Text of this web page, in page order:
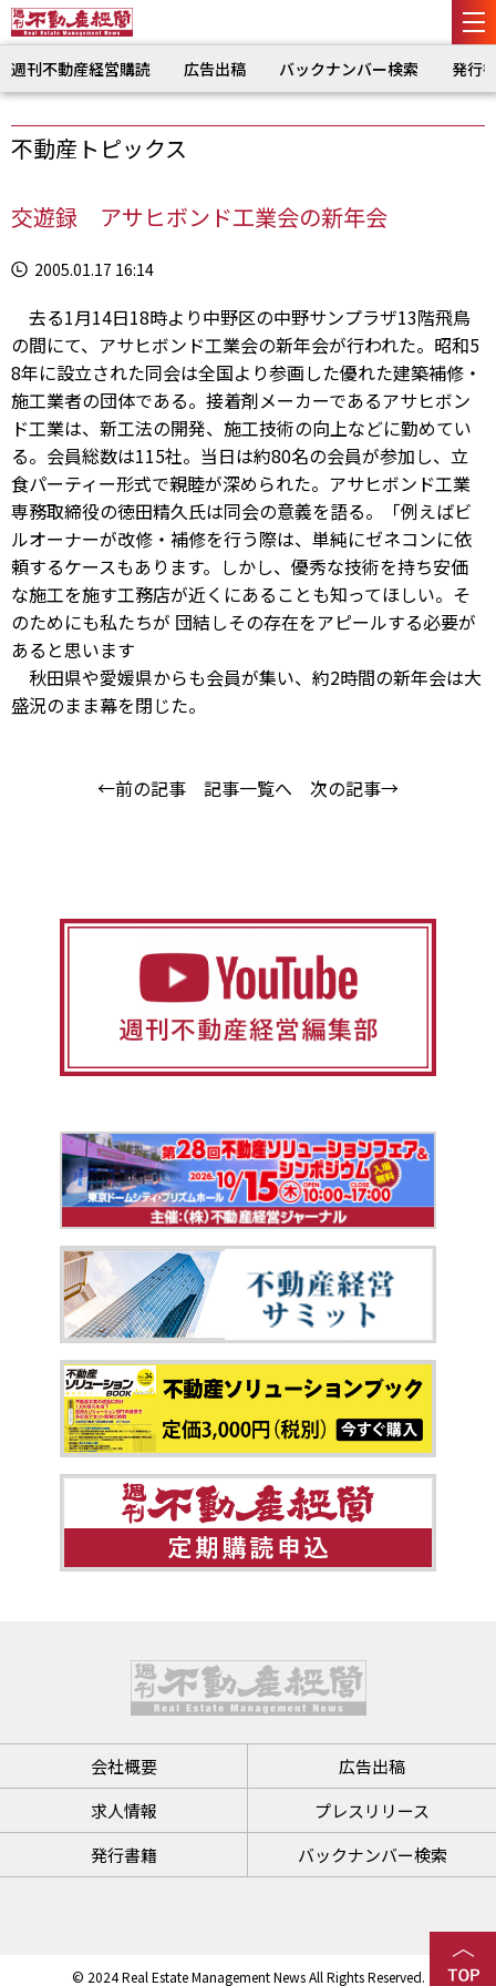
週刊不動産経営購読 広告出稿 バックナンバー検索 発行
不動産トピックス
交遊録 アサヒボンド工業会の新年会
2005.01.17 16:14
去る1月14日18時より中野区の中野サンプラザ13階飛鳥
の間にて、アサヒボンド工業会の新年会が行われた。昭和5
8年に設立された同会は全国より参画した優れた建築補修・
施工業者の団体である。接着剤メーカーであるアサヒボン
ド工業は、新工法の開発、施工技術の向上などに勤めてい
る。会員総数は115社。当日は約80名の会員が参加し、立
食パーティー形式で親睦が深められた。アサヒボンド工業
専務取締役の徳田精久氏は同会の意義を語る。「例えばビ
ルオーナーが改修・補修を行う際は、単純にゼネコンに依
頼するケースもあります。しかし、優秀な技術を持ち安価
な施工を施す工務店が近くにあることも知ってほしい。そ
のためにも私たちが 団結しその存在をアピールする必要が
あると思います
秋田県や愛媛県からも会員が集い、約2時間の新年会は大
盛況のまま幕を閉じた。
←前の記事 記事一覧へ 次の記事→
会社概要
広告出稿
求人情報
プレスリリース
発行書籍
バックナンバー検索
© 2024 Real Estate Management News All Rights Reserved.